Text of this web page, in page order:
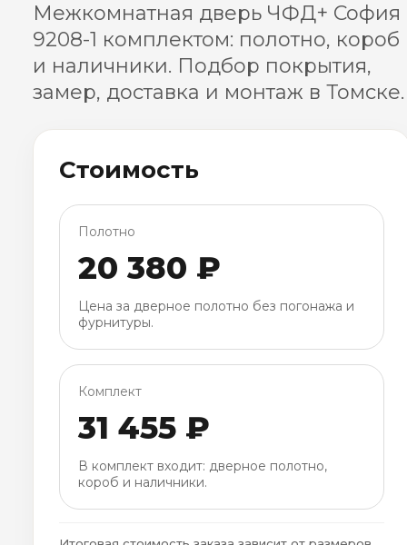
Межкомнатная дверь ЧФД+ София
9208-1 комплектом: полотно, короб
и наличники. Подбор покрытия,
замер, доставка и монтаж в Томске.
Стоимость
Полотно
20 380 ₽
Цена за дверное полотно без погонажа и
фурнитуры.
Комплект
31 455 ₽
В комплект входит: дверное полотно,
короб и наличники.